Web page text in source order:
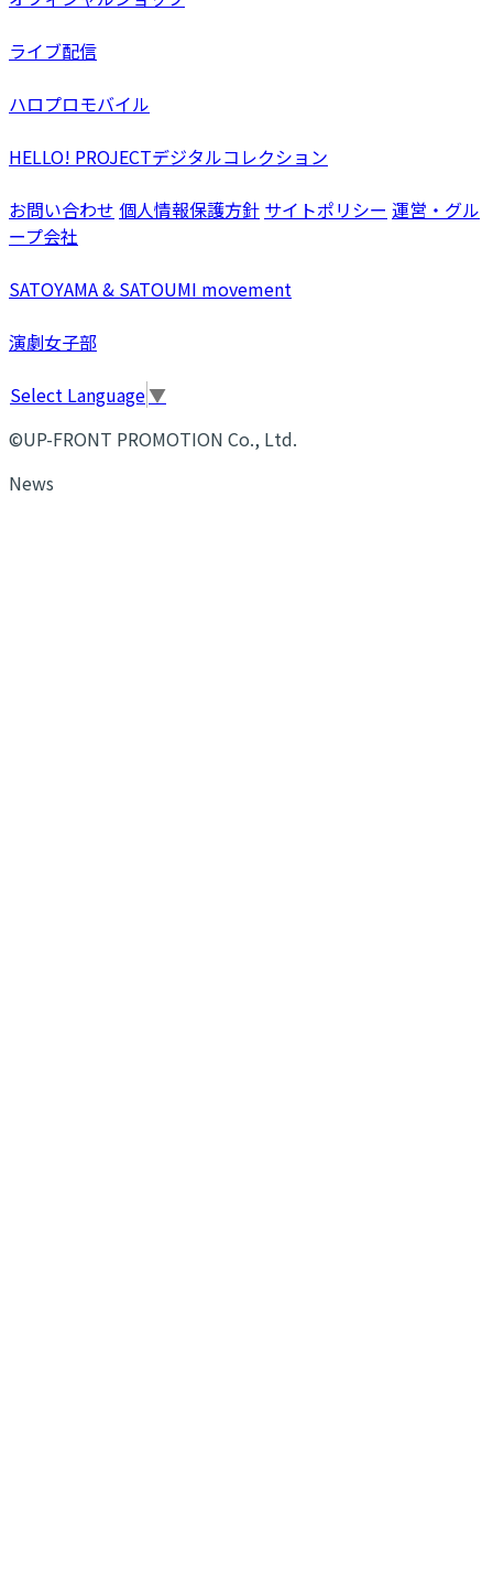
ライブ配信
ハロプロモバイル
HELLO! PROJECTデジタルコレクション
お問い合わせ 個人情報保護方針 サイトポリシー 運営・グル
ープ会社
SATOYAMA & SATOUMI movement
演劇女子部
Select Language▼
©UP-FRONT PROMOTION Co., Ltd.
News